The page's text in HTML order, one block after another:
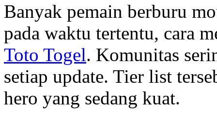
Banyak pemain berburu
pada waktu tertentu, cara
Toto Togel. Komunitas
setiap update. Tier list
hero yang sedang kuat.